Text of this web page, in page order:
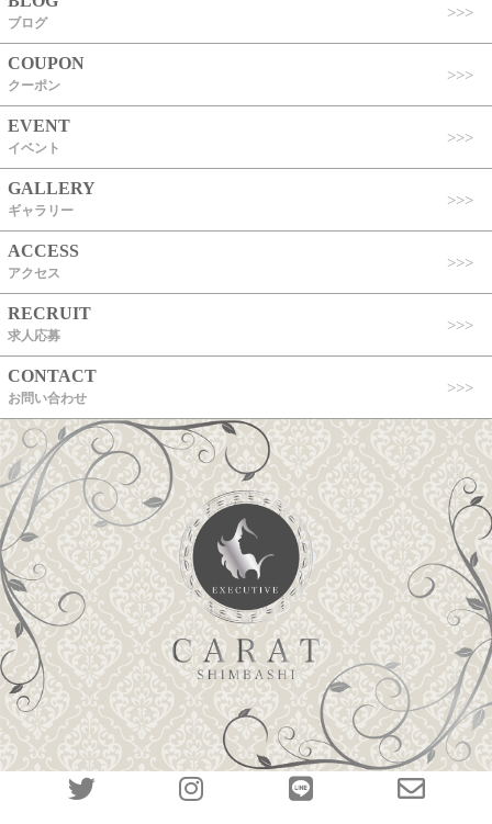
ブログ
COUPON
クーポン
EVENT
イベント
GALLERY
ギャラリー
ACCESS
アクセス
RECRUIT
求人応募
CONTACT
お問い合わせ